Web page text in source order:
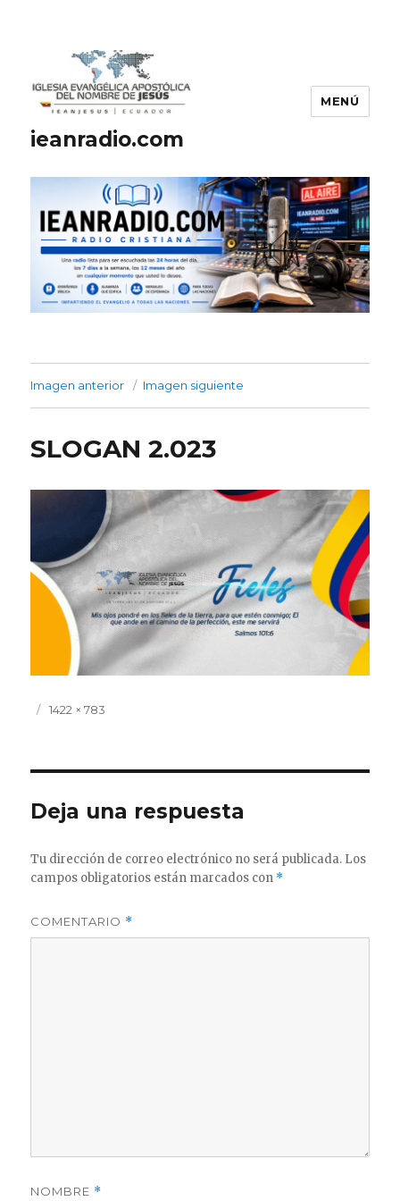
ieanradio.com
MENÚ
Imagen anterior Imagen siguiente
SLOGAN 2.023
Publicado
Tamaño
1422 × 783
Deja una respuesta
Tu dirección de correo electrónico no será publicada. Los
campos obligatorios están marcados con *
COMENTARIO *
NOMBRE *